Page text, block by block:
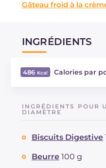
Gâteau froid à la
INGRÉDIENTS
486 Calories par
Dont sucres
Graisses
Fibre
INGRÉDIENTS POUR
DIAMÈTRE
Biscuits Digestive
Beurre 100 g